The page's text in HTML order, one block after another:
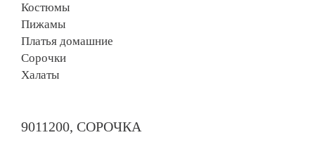
Костюмы
Пижамы
Платья домашние
Сорочки
Халаты
9011200, СОРОЧКА